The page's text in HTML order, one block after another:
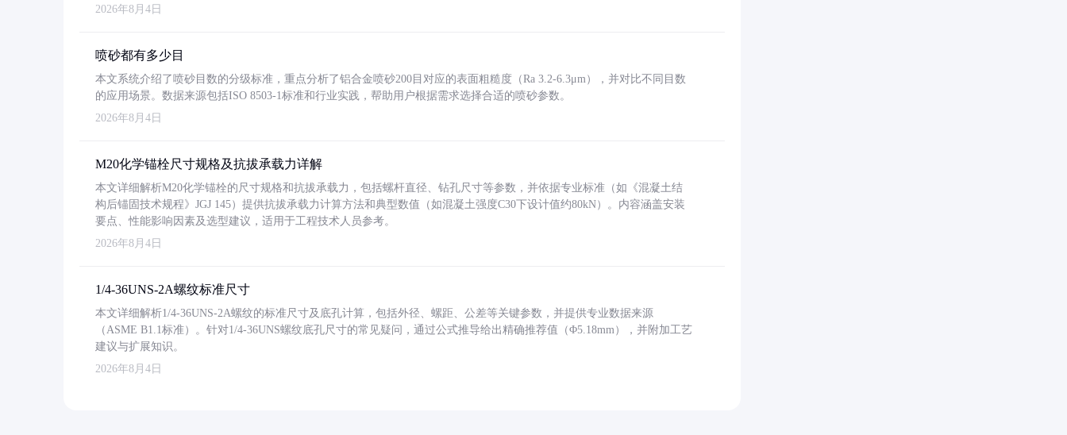
2026年8月4日
喷砂都有多少目
本文系统介绍了喷砂目数的分级标准，重点分析了铝合金喷砂200目对应的表面粗糙度（Ra 3.2-6.3μm），并对比不同目数
的应用场景。数据来源包括ISO 8503-1标准和行业实践，帮助用户根据需求选择合适的喷砂参数。
2026年8月4日
M20化学锚栓尺寸规格及抗拔承载力详解
本文详细解析M20化学锚栓的尺寸规格和抗拔承载力，包括螺杆直径、钻孔尺寸等参数，并依据专业标准（如《混凝土结
构后锚固技术规程》JGJ 145）提供抗拔承载力计算方法和典型数值（如混凝土强度C30下设计值约80kN）。内容涵盖安装
要点、性能影响因素及选型建议，适用于工程技术人员参考。
2026年8月4日
1/4-36UNS-2A螺纹标准尺寸
本文详细解析1/4-36UNS-2A螺纹的标准尺寸及底孔计算，包括外径、螺距、公差等关键参数，并提供专业数据来源
（ASME B1.1标准）。针对1/4-36UNS螺纹底孔尺寸的常见疑问，通过公式推导给出精确推荐值（Φ5.18mm），并附加工艺
建议与扩展知识。
2026年8月4日